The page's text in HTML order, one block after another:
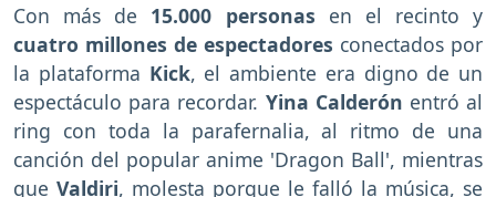
Con más de 15.000 personas en el recinto y
cuatro millones de espectadores conectados por
la plataforma Kick, el ambiente era digno de un
espectáculo para recordar. Yina Calderón entró al
ring con toda la parafernalia, al ritmo de una
canción del popular anime 'Dragon Ball', mientras
que Valdiri, molesta porque le falló la música, se